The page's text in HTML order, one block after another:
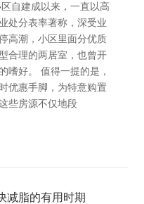
自建成以来，一直以高
处分表率著称，深受业
高潮，小区里面分优质
合理的两居室，也曾开
嗜好。 值得一提的是，
优惠手脚，为特意购置
些房源不仅地段
减脂的有用时期